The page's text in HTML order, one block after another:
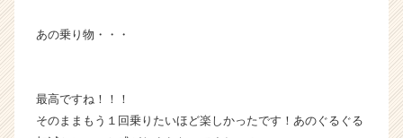
あの乗り物・・・
最高ですね！！！
そのままもう１回乗りたいほど楽しかったです！あのぐるぐる